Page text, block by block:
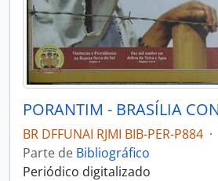
BR DFFUNAI RJMI BIB-PER-P884 ·
Parte de Bibliográfico
Periódico digitalizado